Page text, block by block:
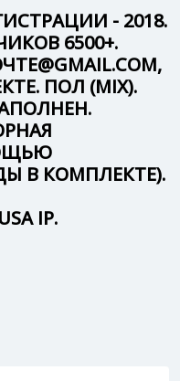
- 2018.
6500+.
ПОЛ (MIX).
В КОМПЛЕКТЕ).
IP.